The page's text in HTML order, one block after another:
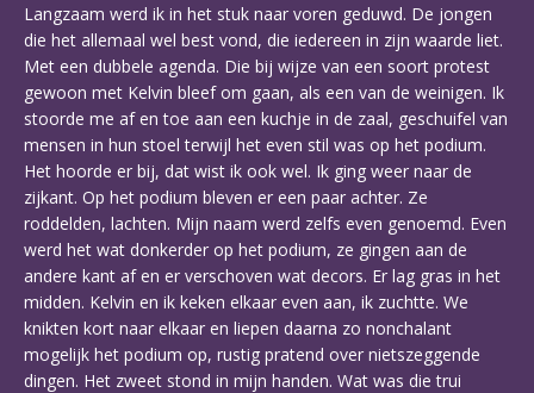
Langzaam werd ik in het stuk naar voren geduwd. De jongen
die het allemaal wel best vond, die iedereen in zijn waarde liet.
Met een dubbele agenda. Die bij wijze van een soort protest
gewoon met Kelvin bleef om gaan, als een van de weinigen. Ik
stoorde me af en toe aan een kuchje in de zaal, geschuifel van
mensen in hun stoel terwijl het even stil was op het podium.
Het hoorde er bij, dat wist ik ook wel. Ik ging weer naar de
zijkant. Op het podium bleven er een paar achter. Ze
roddelden, lachten. Mijn naam werd zelfs even genoemd. Even
werd het wat donkerder op het podium, ze gingen aan de
andere kant af en er verschoven wat decors. Er lag gras in het
midden. Kelvin en ik keken elkaar even aan, ik zuchtte. We
knikten kort naar elkaar en liepen daarna zo nonchalant
mogelijk het podium op, rustig pratend over nietszeggende
dingen. Het zweet stond in mijn handen. Wat was die trui